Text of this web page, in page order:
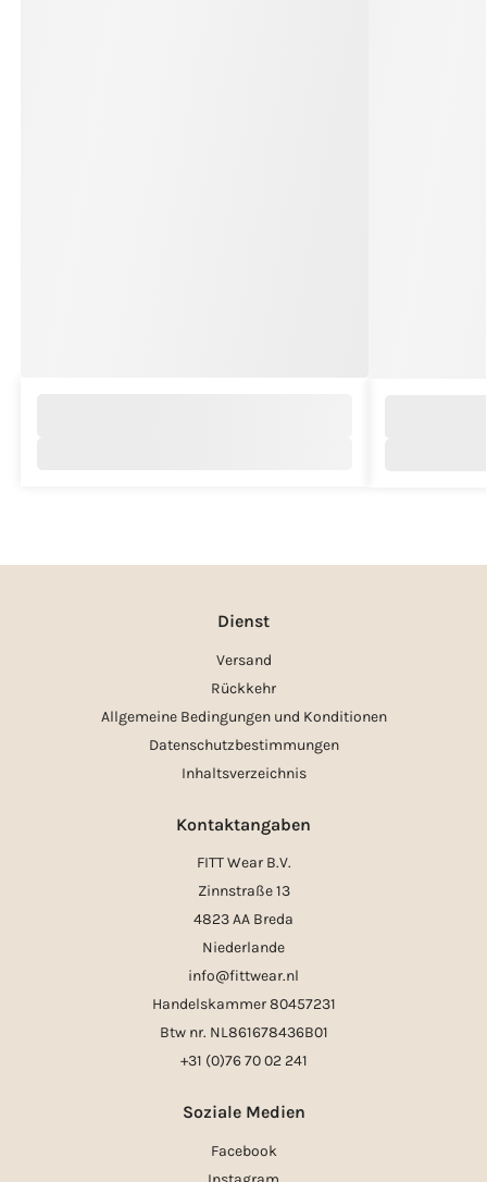
Dienst
Versand
Rückkehr
Allgemeine Bedingungen und Konditionen
Datenschutzbestimmungen
Inhaltsverzeichnis
Kontaktangaben
FITT Wear B.V.
Zinnstraße 13
4823 AA Breda
Niederlande
info@fittwear.nl
Handelskammer 80457231
Btw nr. NL861678436B01
+31 (0)76 70 02 241
Soziale Medien
Facebook